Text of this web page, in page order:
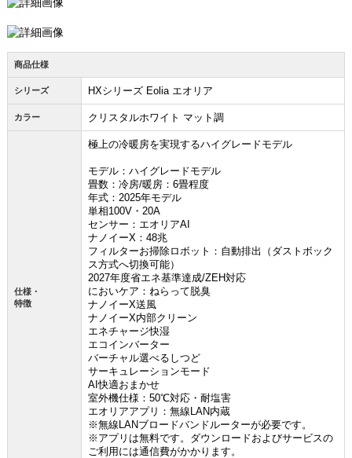
商品仕様
シリーズ HXシリーズ Eolia エオリア
カラー クリスタルホワイト マット調
仕様・
特徴
極上の冷暖房を実現するハイグレードモデル
モデル：ハイグレードモデル
畳数：冷房/暖房：6畳程度
年式：2025年モデル
単相100V・20A
センサー：エオリアAI
ナノイーX：48兆
フィルターお掃除ロボット：自動排出（ダストボック
ス方式へ切換可能）
2027年度省エネ基準達成/ZEH対応
においケア：ねらって脱臭
ナノイーX送風
ナノイーX内部クリーン
エネチャージ快湿
エコインバーター
バーチャル選べるしつど
サーキュレーションモード
AI快適おまかせ
室外機仕様：50℃対応・耐塩害
エオリアアプリ：無線LAN内蔵
※無線LANブロードバンドルーターが必要です。
※アプリは無料です。ダウンロードおよびサービスの
ご利用には通信費がかかります。